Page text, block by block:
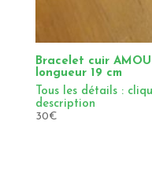
Bracelet cuir
longueur 19 cm
Tous les détails :
description
30€